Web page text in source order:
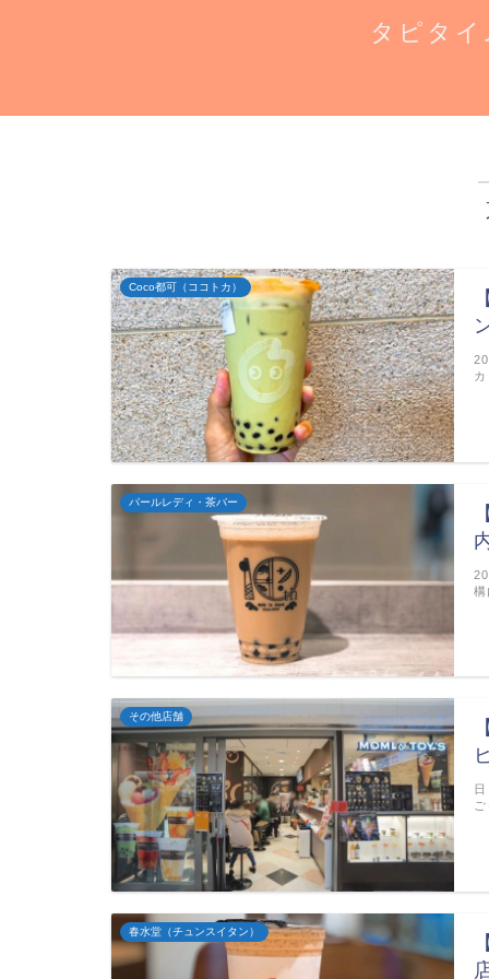
タピタ
Coco都可（ココトカ）
パールレディ・茶バー
その他店舗
春水堂（チュンスイタン）